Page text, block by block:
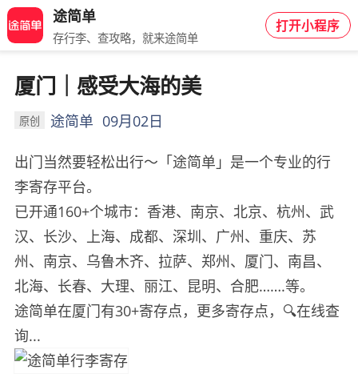
途简单
存行李、查攻略，就来途简单
打开小程序
厦门｜感受大海的美
原创 途简单 09月02日
出门当然要轻松出行～「途简单」是一个专业的行
李寄存平台。
已开通160+个城市：香港、南京、北京、杭州、武
汉、长沙、上海、成都、深圳、广州、重庆、苏
州、南京、乌鲁木齐、拉萨、郑州、厦门、南昌、
北海、长春、大理、丽江、昆明、合肥…….等。
途简单在厦门有30+寄存点，更多寄存点，🔍在线查
询...